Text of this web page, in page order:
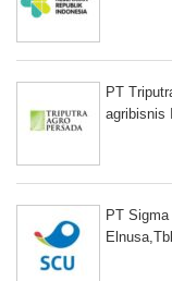
PT
agribisnis
PT